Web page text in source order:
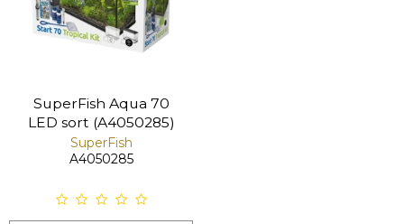
SuperFish Aqua 70
LED sort (A4050285)
SuperFish
A4050285